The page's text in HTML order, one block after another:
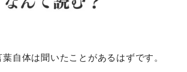
葉自体は聞いたことがあるはずです。